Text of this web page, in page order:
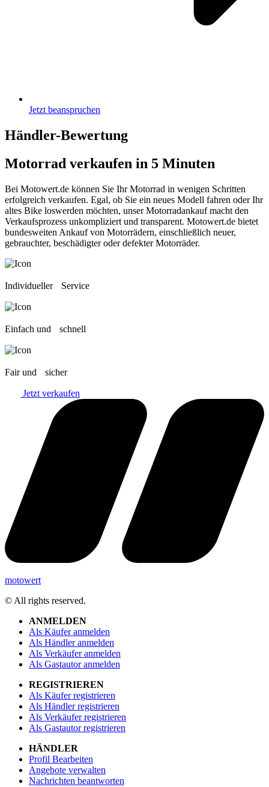
Jetzt beanspruchen
Händler-Bewertung
Motorrad verkaufen in 5 Minuten
Bei Motowert.de können Sie Ihr Motorrad in wenigen Schritten
erfolgreich verkaufen. Egal, ob Sie ein neues Modell fahren oder Ihr
altes Bike loswerden möchten, unser Motorradankauf macht den
Verkaufsprozess unkompliziert und transparent. Motowert.de bietet
bundesweiten Ankauf von Motorrädern, einschließlich neuer,
gebrauchter, beschädigter oder defekter Motorräder.
Individueller Service
Einfach und schnell
Fair und sicher
Jetzt verkaufen
motowert
© All rights reserved.
ANMELDEN
Als Käufer anmelden
Als Händler anmelden
Als Verkäufer anmelden
Als Gastautor anmelden
REGISTRIEREN
Als Käufer registrieren
Als Händler registrieren
Als Verkäufer registrieren
Als Gastautor registrieren
HÄNDLER
Profil Bearbeiten
Angebote verwalten
Nachrichten beantworten